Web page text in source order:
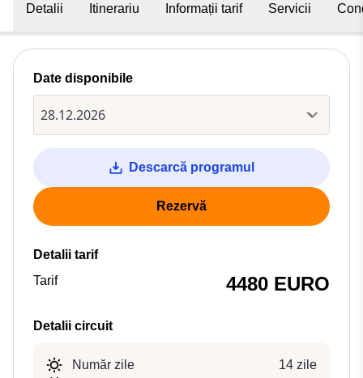
Detalii Itinerariu Informații tarif Servicii
Date disponibile
Descarcă programul
Rezervă
Detalii tarif
Tarif
4480 EURO
Detalii circuit
Număr zile
14 zile